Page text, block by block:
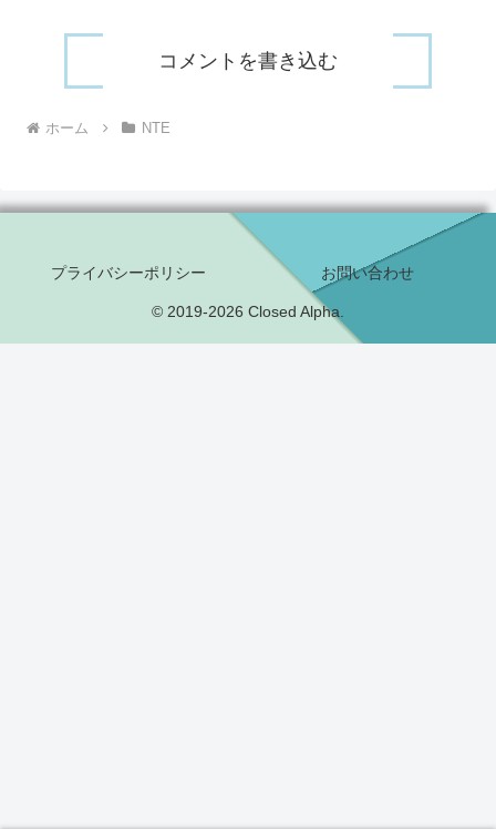
コメントを書き込む
ホーム NTE
プライバシーポリシー お問い合わせ
© 2019-2026 Closed Alpha.